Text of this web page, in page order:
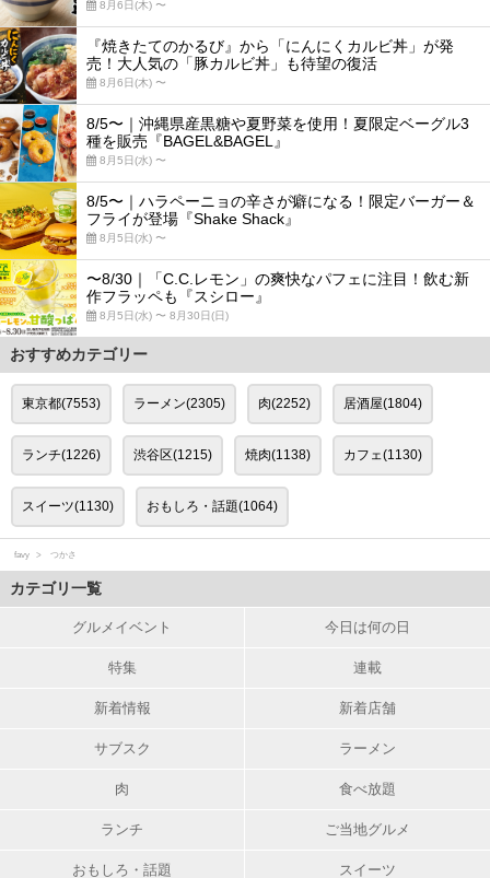
8月6日(木) 〜
『焼きたてのかるび』から「にんにくカルビ丼」が発
売！大人気の「豚カルビ丼」も待望の復活
8月6日(木) 〜
8/5〜｜沖縄県産黒糖や夏野菜を使用！夏限定ベーグル3
種を販売『BAGEL&BAGEL』
8月5日(水) 〜
8/5〜｜ハラペーニョの辛さが癖になる！限定バーガー＆
フライが登場『Shake Shack』
8月5日(水) 〜
〜8/30｜「C.C.レモン」の爽快なパフェに注目！飲む新
作フラッペも『スシロー』
8月5日(水) 〜 8月30日(日)
おすすめカテゴリー
東京都(7553) ラーメン(2305) 肉(2252) 居酒屋(1804)
ランチ(1226) 渋谷区(1215) 焼肉(1138) カフェ(1130)
スイーツ(1130) おもしろ・話題(1064)
favy つかさ
カテゴリ一覧
グルメイベント 今日は何の日
特集 連載
新着情報 新着店舗
サブスク ラーメン
肉 食べ放題
ランチ ご当地グルメ
おもしろ・話題 スイーツ